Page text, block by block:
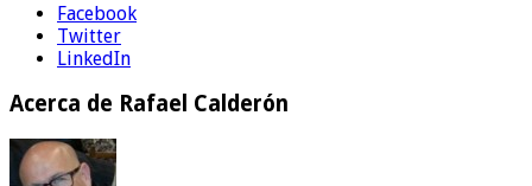
Facebook
Twitter
LinkedIn
Acerca de Rafael Calderón